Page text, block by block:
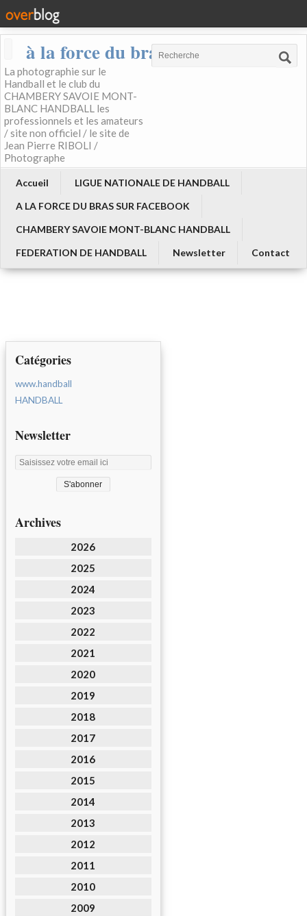
à la force du bras
La photographie sur le
Handball et le club du
CHAMBERY SAVOIE MONT-
BLANC HANDBALL les
professionnels et les amateurs
/ site non officiel / le site de
Jean Pierre RIBOLI /
Photographe
Accueil
LIGUE NATIONALE DE HANDBALL
A LA FORCE DU BRAS SUR FACEBOOK
CHAMBERY SAVOIE MONT-BLANC HANDBALL
FEDERATION DE HANDBALL
Newsletter Contact
Catégories
www.handball
HANDBALL
Newsletter
Archives
2026
2025
2024
2023
2022
2021
2020
2019
2018
2017
2016
2015
2014
2013
2012
2011
2010
2009